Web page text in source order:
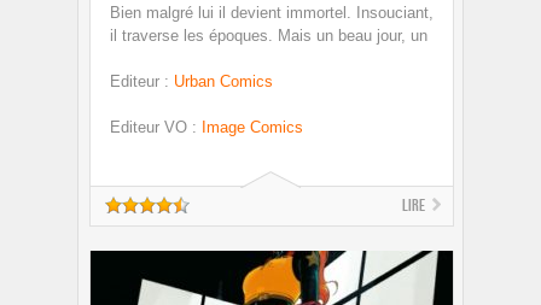
Bien malgré lui il devient immortel. Insouciant,
il traverse les époques. Mais un beau jour, un
Editeur : Urban Comics
Editeur VO : Image Comics
Lire